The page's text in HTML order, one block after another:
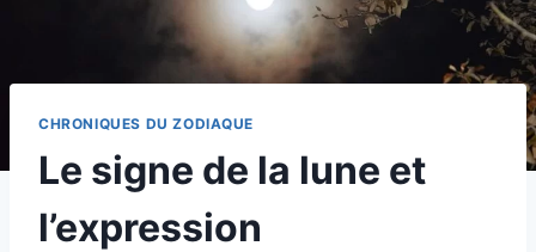
CHRONIQUES DU ZODIAQUE
Le signe de la lune et
l’expression